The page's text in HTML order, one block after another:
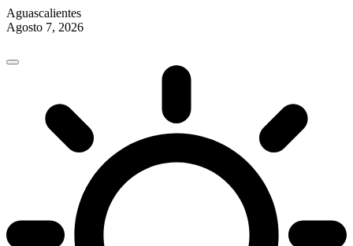
Aguascalientes
Agosto 7, 2026
content